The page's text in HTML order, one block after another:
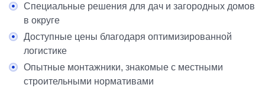
Специальные решения для дач и загородных домов
в округе
Доступные цены благодаря оптимизированной
логистике
Опытные монтажники, знакомые с местными
строительными нормативами